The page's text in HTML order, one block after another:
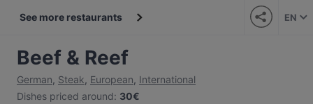
See more restaurants EN
Beef & Reef
German, Steak, European, International
Dishes priced around: 30€